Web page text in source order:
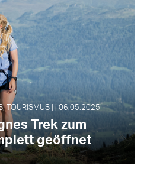
TOURISMUS | | 06.05.2025
Trek zum
geöffnet